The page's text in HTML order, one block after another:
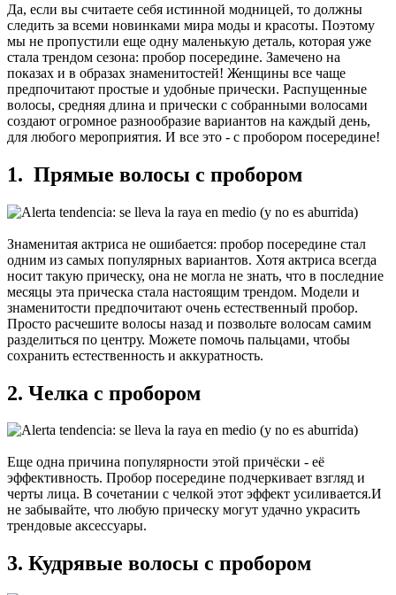
Да, если вы считаете себя истинной модницей, то должны
следить за всеми новинками мира моды и красоты. Поэтому
мы не пропустили еще одну маленькую деталь, которая уже
стала трендом сезона: пробор посередине. Замечено на
показах и в образах знаменитостей! Женщины все чаще
предпочитают простые и удобные прически. Распущенные
волосы, средняя длина и прически с собранными волосами
создают огромное разнообразие вариантов на каждый день,
для любого мероприятия. И все это - с пробором посередине!
1. Прямые волосы с пробором
Знаменитая актриса не ошибается: пробор посередине стал
одним из самых популярных вариантов. Хотя актриса всегда
носит такую прическу, она не могла не знать, что в последние
месяцы эта прическа стала настоящим трендом. Модели и
знаменитости предпочитают очень естественный пробор.
Просто расчешите волосы назад и позвольте волосам самим
разделиться по центру. Можете помочь пальцами, чтобы
сохранить естественность и аккуратность.
2. Челка с пробором
Еще одна причина популярности этой причёски - её
эффективность. Пробор посередине подчеркивает взгляд и
черты лица. В сочетании с челкой этот эффект усиливается.И
не забывайте, что любую прическу могут удачно украсить
трендовые аксессуары.
3. Кудрявые волосы с пробором